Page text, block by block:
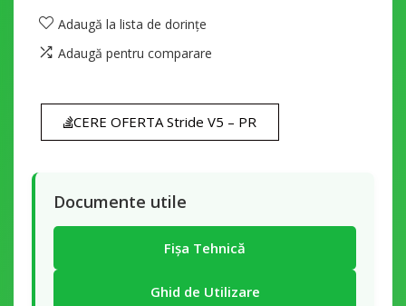
Adaugă la lista de dorințe
Adaugă pentru comparare
CERE OFERTA Stride V5 – PR
Documente utile
Fișa Tehnică
Ghid de Utilizare